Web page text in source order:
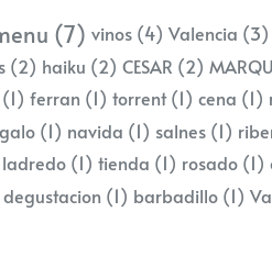
(7) vinos (4) Valencia (3)
(2) haiku (2) CESAR (2)
(1) ferran (1) torrent(1) cena (1)
(1) navida (1) salnes (1)
ladredo (1) tienda (1) rosado (1)
degustacion (1) barbadillo (1)